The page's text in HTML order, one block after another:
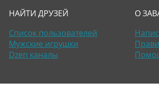
НАЙТИ ДРУЗЕЙ
Список пользователей
Мужские игрушки
Dzen каналы
О